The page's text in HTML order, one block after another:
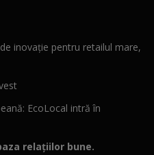
inovație pentru retailul mare,
EcoLocal intră în
relațiilor bune.